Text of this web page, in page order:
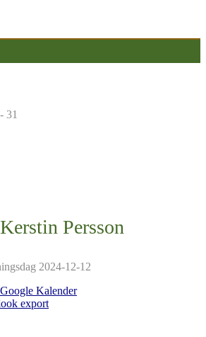
31
Persson
2024-12-12
Kalender
export